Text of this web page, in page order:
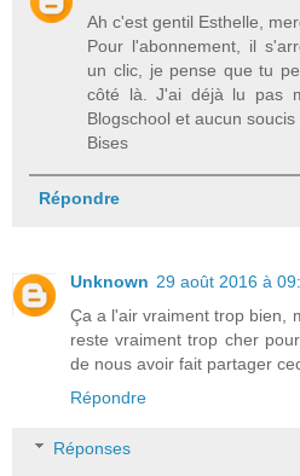
Ah c'est gentil Esthelle,
Pour l'abonnement, il
un clic, je pense que tu
côté là. J'ai déjà lu pas
Blogschool et aucun
Bises
Répondre
Unknown 29 août 2016 à
Ça a l'air vraiment trop bien,
reste vraiment trop cher
de nous avoir fait partager
Répondre
Réponses